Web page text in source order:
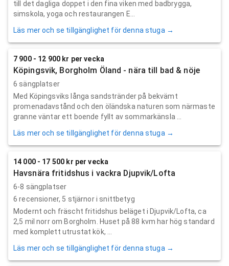
till det dagliga doppet i den fina viken med badbrygga,
simskola, yoga och restaurangen E...
Läs mer och se tillgänglighet för denna stuga →
7 900 - 12 900 kr per vecka
Köpingsvik, Borgholm Öland - nära till bad & nöje
6 sängplatser
Med Köpingsviks långa sandstränder på bekvämt
promenadavstånd och den öländska naturen som närmaste
granne väntar ett boende fyllt av sommarkänsla ...
Läs mer och se tillgänglighet för denna stuga →
14 000 - 17 500 kr per vecka
Havsnära fritidshus i vackra Djupvik/Lofta
6-8 sängplatser
6 recensioner, 5 stjärnor i snittbetyg
Modernt och fräscht fritidshus beläget i Djupvik/Lofta, ca
2,5 mil norr om Borgholm. Huset på 88 kvm har hög standard
med komplett utrustat kök, ...
Läs mer och se tillgänglighet för denna stuga →